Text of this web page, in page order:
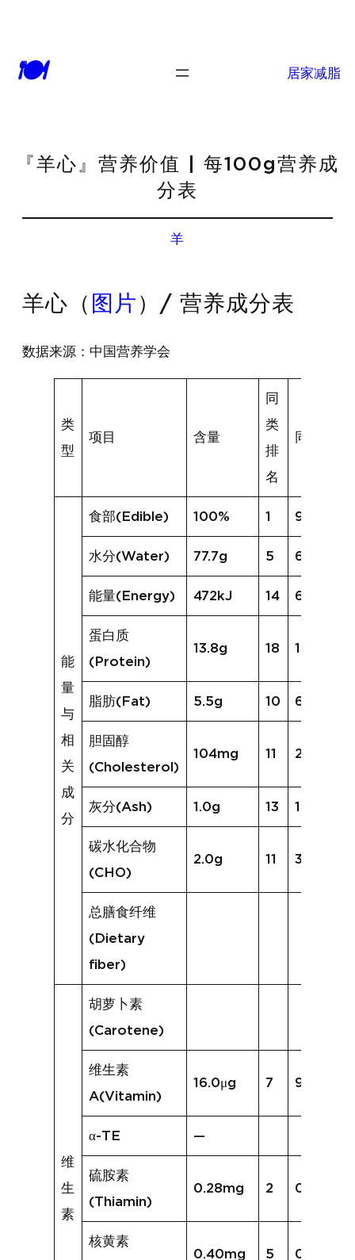
🍽 居家减脂
『羊心』营养价值 | 每100g营养成
分表
羊
羊心（ 图片 ）/ 营养成分表
数据来源：中国营养学会
类
型
项目 含量
同
类
排
名
同类均值
能
量
与
相
关
成
分
食部(Edible) 100% 1 95%
水分(Water) 77.7g 5 69.8g
能量(Energy) 472kJ 14 625kJ
蛋白质
(Protein)
13.8g 18 18.5g
脂肪(Fat) 5.5g 10 6.8g
胆固醇
(Cholesterol)
104mg 11 208mg
灰分(Ash) 1.0g 13 1.4g
碳水化合物
(CHO)
2.0g 11 3.4g
总膳食纤维
(Dietary
fiber)
维
生
素
胡萝卜素
(Carotene)
维生素
A(Vitamin)
16.0μg 7 926.5μg
α-TE —
硫胺素
(Thiamin)
0.28mg 2 0.08mg
核黄素
0.40mg 5 0.35mg